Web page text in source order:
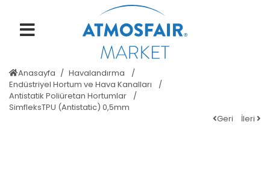
Anasayfa
Havalandırma
Endüstriyel Hortum ve Hava Kanalları
Antistatik Poliüretan Hortumlar
SimfleksTPU (Antistatic) 0,5mm
Geri
İleri